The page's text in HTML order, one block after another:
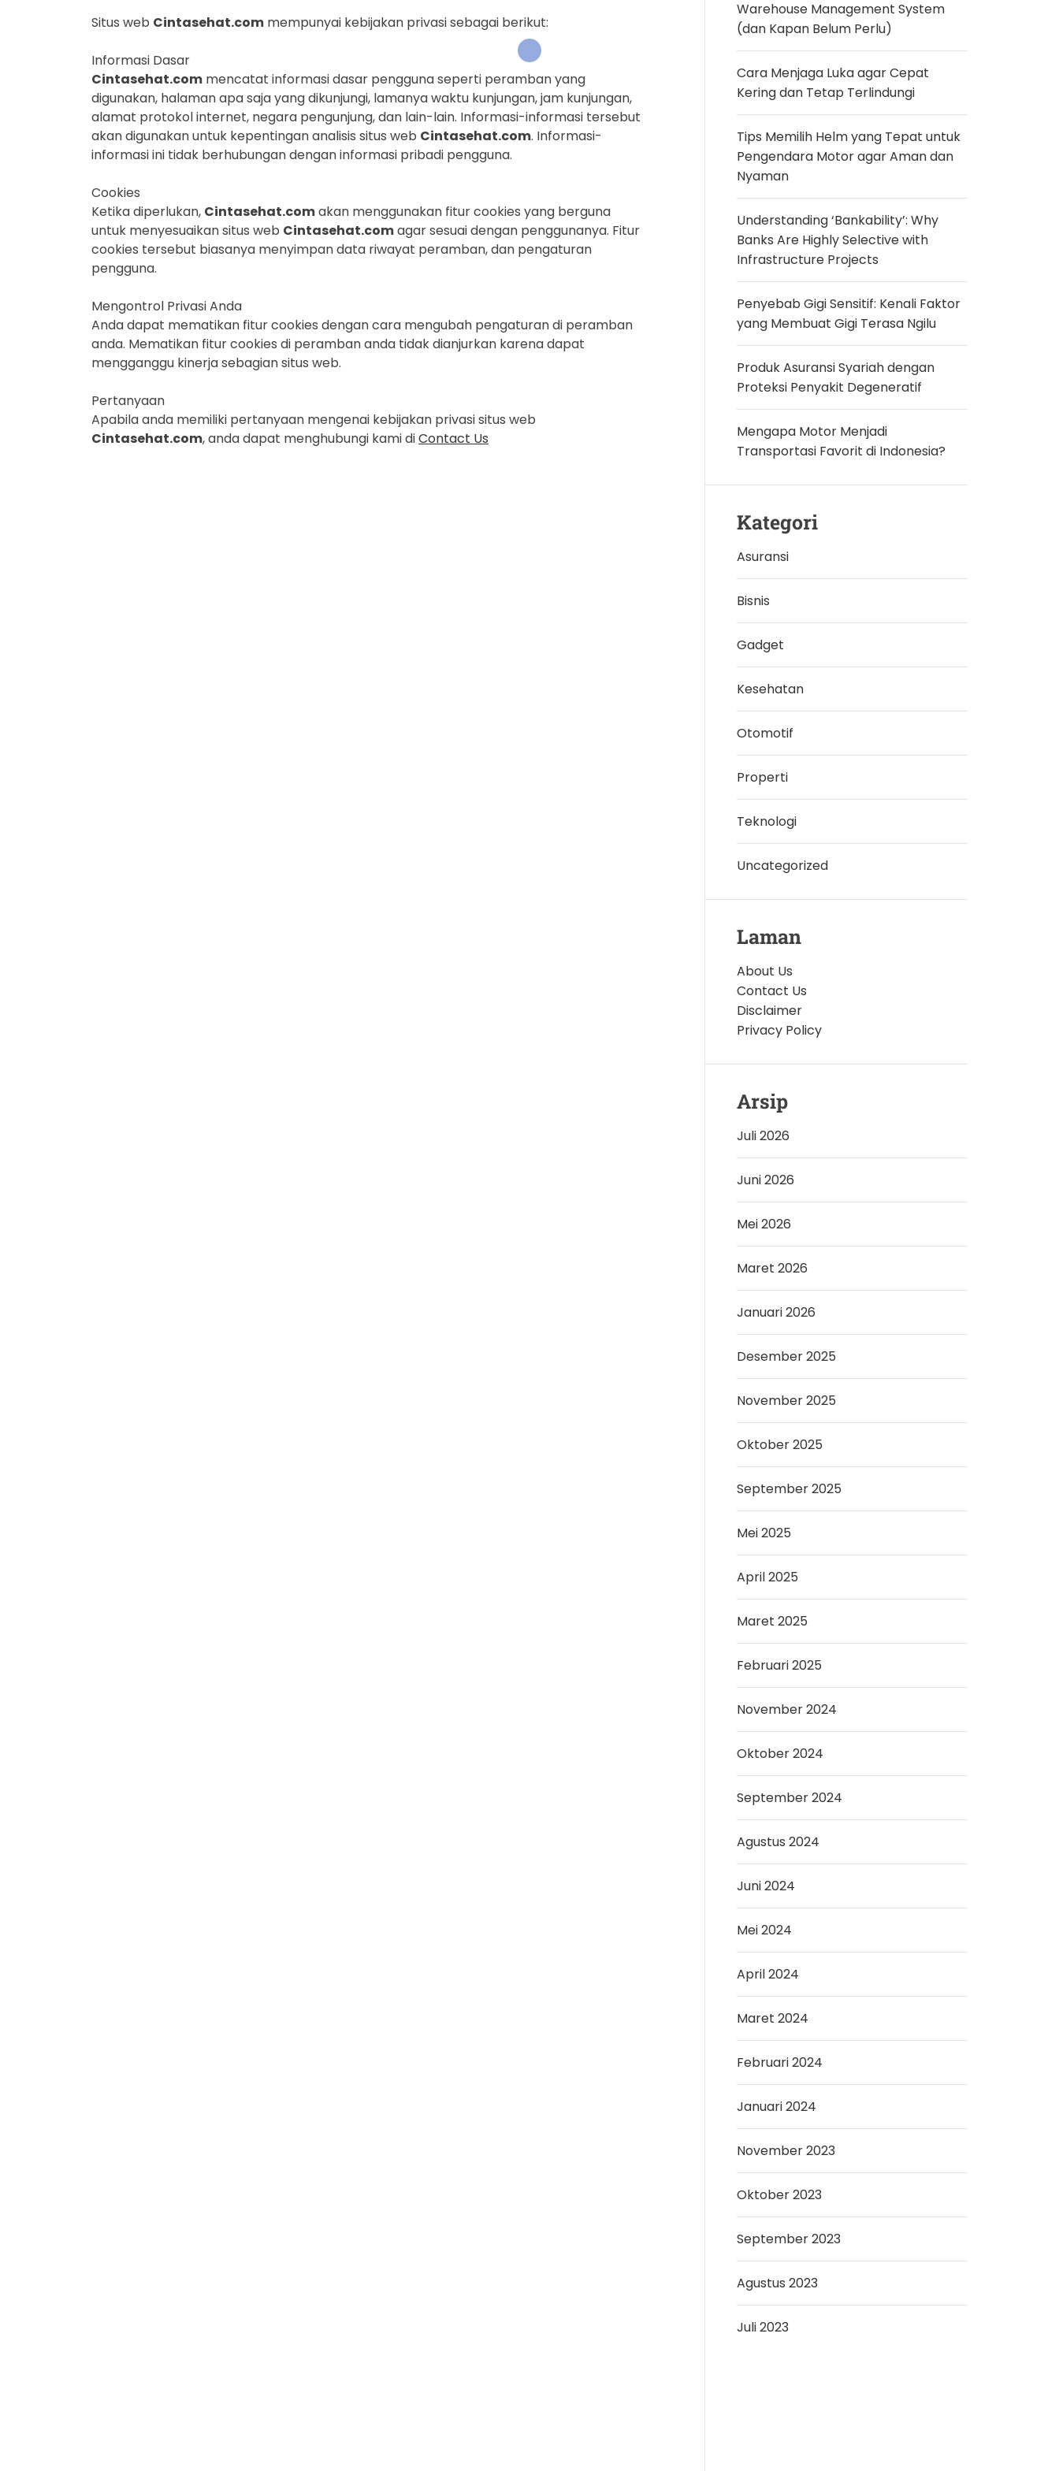
Situs web Cintasehat.com mempunyai kebijakan privasi sebagai berikut:
Informasi Dasar
Cintasehat.com mencatat informasi dasar pengguna seperti peramban yang
digunakan, halaman apa saja yang dikunjungi, lamanya waktu kunjungan, jam kunjungan,
alamat protokol internet, negara pengunjung, dan lain-lain. Informasi-informasi tersebut
akan digunakan untuk kepentingan analisis situs web Cintasehat.com. Informasi-
informasi ini tidak berhubungan dengan informasi pribadi pengguna.
Cookies
Ketika diperlukan, Cintasehat.comakan menggunakan fitur cookies yang berguna
untuk menyesuaikan situs web Cintasehat.comagar sesuai dengan penggunanya. Fitur
cookies tersebut biasanya menyimpan data riwayat peramban, dan pengaturan
pengguna.
Mengontrol Privasi Anda
Anda dapat mematikan fitur cookies dengan cara mengubah pengaturan di peramban
anda. Mematikan fitur cookies di peramban anda tidak dianjurkan karena dapat
mengganggu kinerja sebagian situs web.
Pertanyaan
Apabila anda memiliki pertanyaan mengenai kebijakan privasi situs web
Cintasehat.com, anda dapat menghubungi kami diContact Us
Warehouse Management System
(dan Kapan Belum Perlu)
Cara Menjaga Luka agar Cepat
Kering dan Tetap Terlindungi
Tips Memilih Helm yang Tepat untuk
Pengendara Motor agar Aman dan
Nyaman
Understanding ‘Bankability’: Why
Banks Are Highly Selective with
Infrastructure Projects
Penyebab Gigi Sensitif: Kenali Faktor
yang Membuat Gigi Terasa Ngilu
Produk Asuransi Syariah dengan
Proteksi Penyakit Degeneratif
Mengapa Motor Menjadi
Transportasi Favorit di Indonesia?
Kategori
Asuransi
Bisnis
Gadget
Kesehatan
Otomotif
Properti
Teknologi
Uncategorized
Laman
About Us
Contact Us
Disclaimer
Privacy Policy
Arsip
Juli 2026
Juni 2026
Mei 2026
Maret 2026
Januari 2026
Desember 2025
November 2025
Oktober 2025
September 2025
Mei 2025
April 2025
Maret 2025
Februari 2025
November 2024
Oktober 2024
September 2024
Agustus 2024
Juni 2024
Mei 2024
April 2024
Maret 2024
Februari 2024
Januari 2024
November 2023
Oktober 2023
September 2023
Agustus 2023
Juli 2023